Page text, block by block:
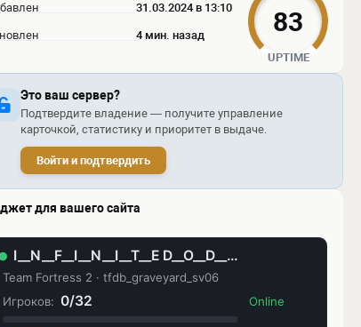
31.03.2024 в 13:10
4 мин. назад 83
UPTIME
Это ваш сервер?
Подтвердите владение — получите управление
карточкой, статистику и приоритет в выдаче.
Войти и подтвердить
для вашего сайта